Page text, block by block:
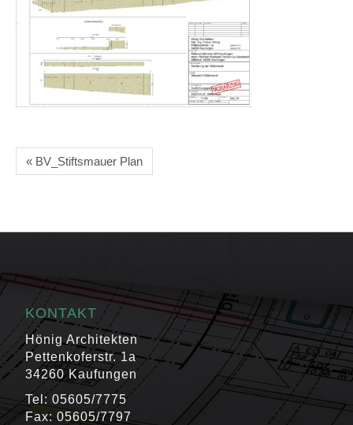
« BV_Stiftsmauer Plan
KONTAKT
Hönig Architekten
Pettenkoferstr. 1a
34260 Kaufungen
Tel: 05605/7775
Fax: 05605/7797